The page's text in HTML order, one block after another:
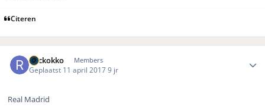
Citeren
Rockokko Members
Geplaatst 11 april 20179 jr
Real Madrid